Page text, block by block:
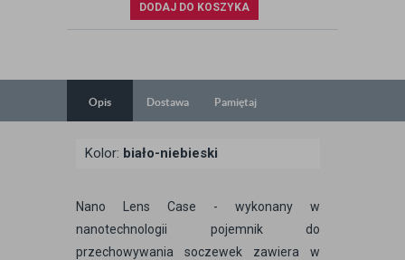
DODAJ DO KOSZYKA
Opis Dostawa Pamiętaj
Kolor: biało-niebieski
Nano Lens Case - wykonany w
nanotechnologii pojemnik do
przechowywania soczewek zawiera w